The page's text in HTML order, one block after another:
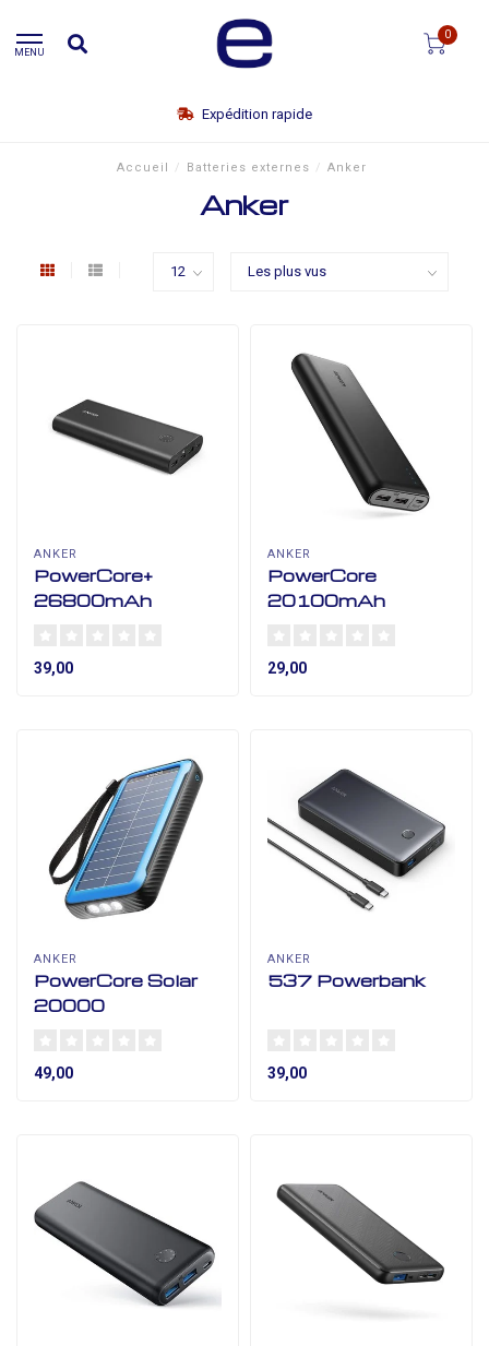
MENU
0
Expédition rapide
Accueil / Batteries externes / Anker
Anker
ANKER
PowerCore+
26800mAh
39,00
ANKER
PowerCore
20100mAh
29,00
ANKER
PowerCore Solar
20000
49,00
ANKER
537 Powerbank
39,00